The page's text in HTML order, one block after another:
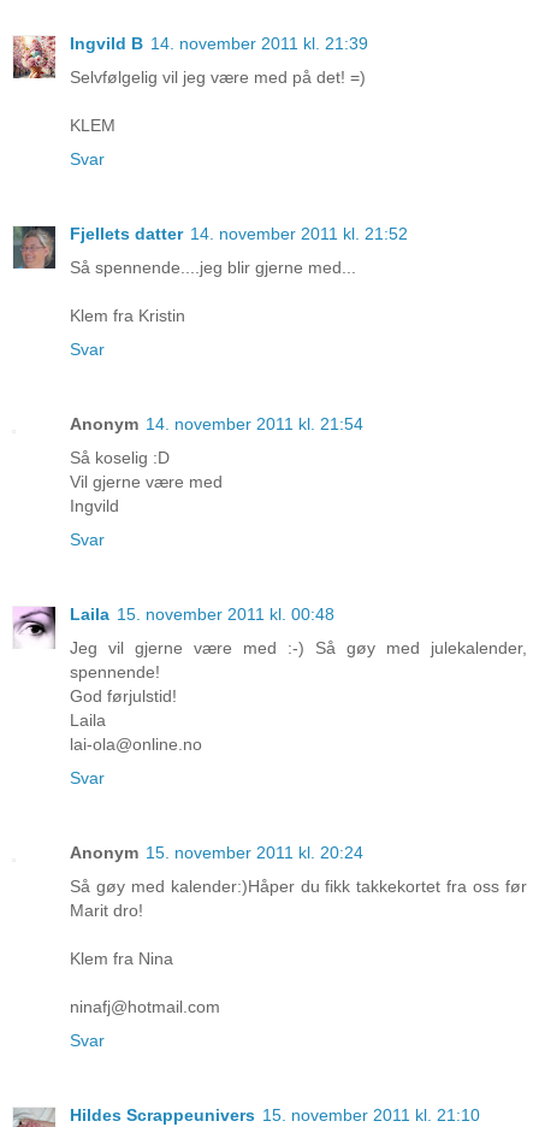
Ingvild B 14. november 2011 kl. 21:39
Selvfølgelig vil jeg være med på det! =)
KLEM
Svar
Fjellets datter 14. november 2011 kl. 21:52
Så spennende....jeg blir gjerne med...
Klem fra Kristin
Svar
Anonym 14. november 2011 kl. 21:54
Så koselig :D
Vil gjerne være med
Ingvild
Svar
Laila 15. november 2011 kl. 00:48
Jeg vil gjerne være med :-) Så gøy med julekalender,
spennende!
God førjulstid!
Laila
lai-ola@online.no
Svar
Anonym 15. november 2011 kl. 20:24
Så gøy med kalender:)Håper du fikk takkekortet fra oss før
Marit dro!
Klem fra Nina
ninafj@hotmail.com
Svar
Hildes Scrappeunivers 15. november 2011 kl. 21:10